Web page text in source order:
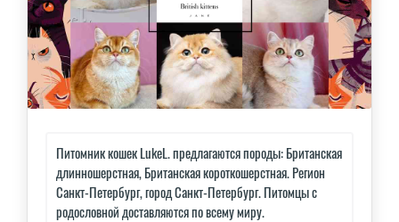
Питомник кошек LukeL. предлагаются породы: Британская
длинношерстная, Британская короткошерстная. Регион
Санкт-Петербург, город Санкт-Петербург. Питомцы с
родословной доставляются по всему миру.